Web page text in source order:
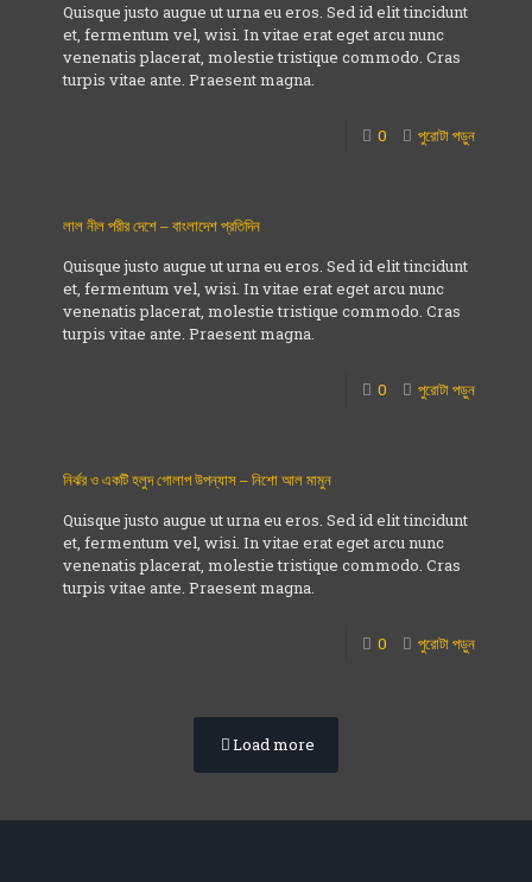
Quisque justo augue ut urna eu eros. Sed id elit tincidunt
et, fermentum vel, wisi. In vitae erat eget arcu nunc
venenatis placerat, molestie tristique commodo. Cras
turpis vitae ante. Praesent magna.
0 পুরোটা পড়ুন
লাল নীল পরীর দেশে – বাংলাদেশ প্রতিদিন
Quisque justo augue ut urna eu eros. Sed id elit tincidunt
et, fermentum vel, wisi. In vitae erat eget arcu nunc
venenatis placerat, molestie tristique commodo. Cras
turpis vitae ante. Praesent magna.
0 পুরোটা পড়ুন
নির্ঝর ও একটি হলুদ গোলাপ উপন্যাস – নিশো আল মামুন
Quisque justo augue ut urna eu eros. Sed id elit tincidunt
et, fermentum vel, wisi. In vitae erat eget arcu nunc
venenatis placerat, molestie tristique commodo. Cras
turpis vitae ante. Praesent magna.
0 পুরোটা পড়ুন
Load more